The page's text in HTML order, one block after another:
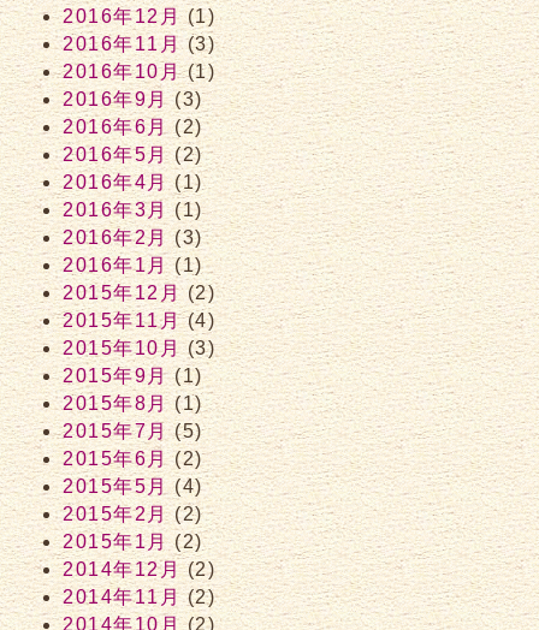
2016年12月(1)
2016年11月(3)
2016年10月(1)
2016年9月(3)
2016年6月(2)
2016年5月(2)
2016年4月(1)
2016年3月(1)
2016年2月(3)
2016年1月(1)
2015年12月(2)
2015年11月(4)
2015年10月(3)
2015年9月(1)
2015年8月(1)
2015年7月(5)
2015年6月(2)
2015年5月(4)
2015年2月(2)
2015年1月(2)
2014年12月(2)
2014年11月(2)
2014年10月(2)